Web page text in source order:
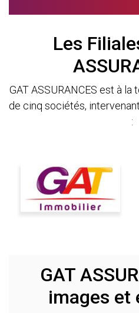
Les
GAT ASSURANCES est à
de cinq sociétés,
:
GAT
images et